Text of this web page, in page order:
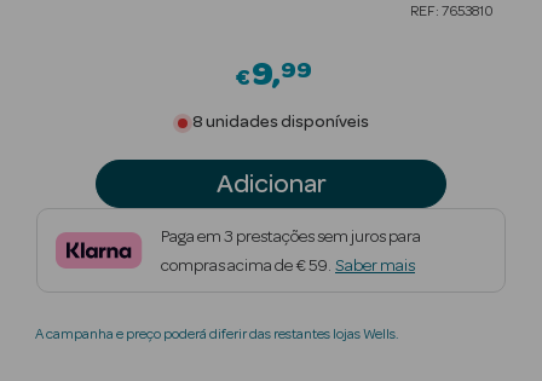
Beauty Season
Beauty Season
REF: 7653810
€9 99
8 unidades disponíveis
Adicionar
Paga em 3 prestações sem juros para
compras acima de € 59. Saber mais
A campanha e preço poderá diferir das restantes lojas Wells.